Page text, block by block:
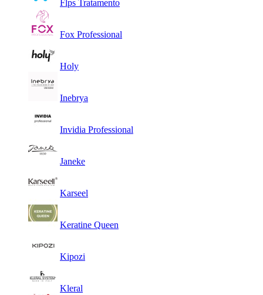
Flps Tratamento
Fox Professional
Holy
Inebrya
Invidia Professional
Janeke
Karseel
Keratine Queen
Kipozi
Kleral